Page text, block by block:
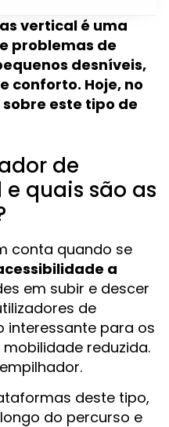
vertical é uma
problemas de
desníveis,
conforto. Hoje, no
este tipo de
de
quais são as
conta quando se
a
em subir e descer
de
interessante para os
reduzida.
deste tipo,
do percurso e